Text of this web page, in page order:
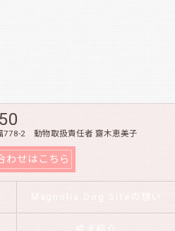
778-2 動物取扱責任者 齋木恵美子
わせはこちら
Magnolia Dog Siteの想い